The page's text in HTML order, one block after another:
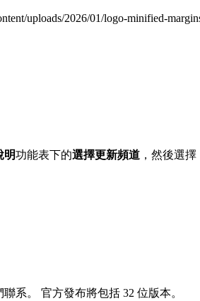
uploads/2026/01/logo-minified-
明功能表下的選擇更新頻道 ，然後選
系。 官方發布將包括 32 位版本。